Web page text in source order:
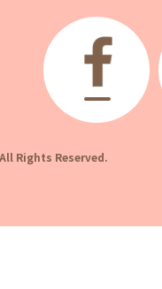
Rights Reserved.